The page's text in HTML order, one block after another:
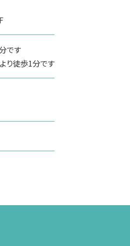
です
り徒歩1分です